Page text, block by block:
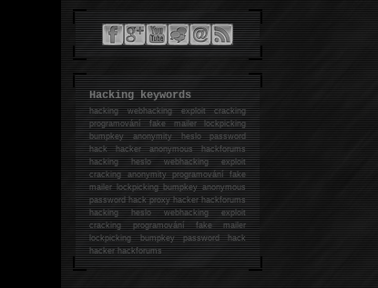
Hacking keywords
hackingwebhacking exploit cracking
programování fake mailer lockpicking
bumpkey anonymity heslo password
hackhacker anonymous hackforums
hackingheslo webhacking exploit
cracking anonymity programování fake
mailer lockpicking bumpkey anonymous
password hack proxy hacker hackforums
hacking heslo webhacking exploit
cracking programování fake mailer
lockpicking bumpkey password hack
hackerhackforums